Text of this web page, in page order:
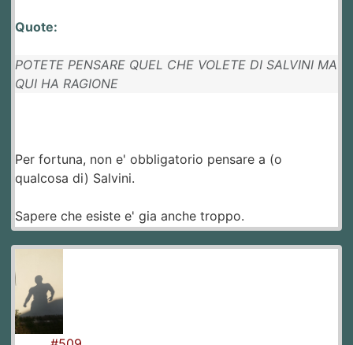
Quote:
POTETE PENSARE QUEL CHE VOLETE DI SALVINI MA
QUI HA RAGIONE
Per fortuna, non e' obbligatorio pensare a (o
qualcosa di) Salvini.
Sapere che esiste e' gia anche troppo.